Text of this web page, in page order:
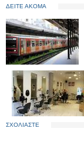
ΔΕΙΤΕ ΑΚΟΜΑ
ΣΧΟΛΙΑΣΤΕ